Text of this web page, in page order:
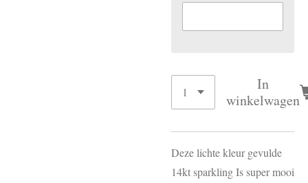
In
winkelwagen
Deze lichte kleur gevulde
14kt sparkling Is super mooi